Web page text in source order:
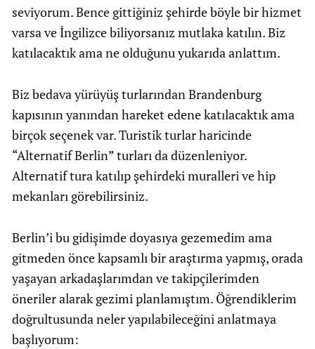
seviyorum. Bence gittiğiniz şehirde böyle bir hizmet
varsa ve İngilizce biliyorsanız mutlaka katılın. Biz
katılacaktık ama ne olduğunu yukarıda anlattım.
Biz bedava yürüyüş turlarından Brandenburg
kapısının yanından hareket edene katılacaktık ama
birçok seçenek var. Turistik turlar haricinde
“Alternatif Berlin” turları da düzenleniyor.
Alternatif tura katılıp şehirdeki muralleri ve hip
mekanları görebilirsiniz.
Berlin’i bu gidişimde doyasıya gezemedim ama
gitmeden önce kapsamlı bir araştırma yapmış, orada
yaşayan arkadaşlarımdan ve takipçilerimden
öneriler alarak gezimi planlamıştım. Öğrendiklerim
doğrultusunda neler yapılabileceğini anlatmaya
başlıyorum: